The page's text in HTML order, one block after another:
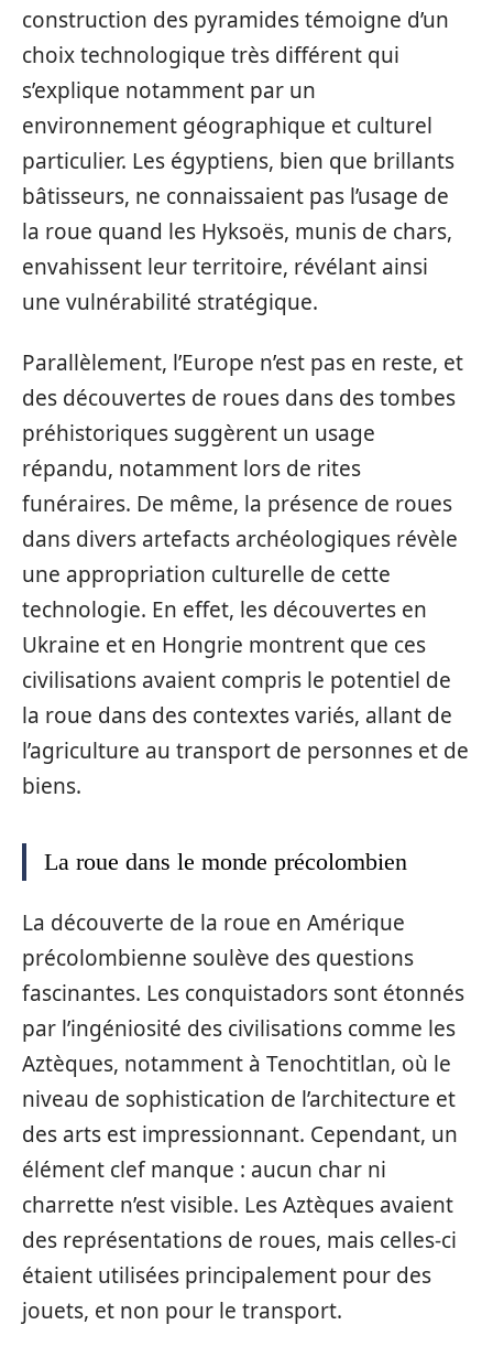
construction des pyramides témoigne d’un
choix technologique très différent qui
s’explique notamment par un
environnement géographique et culturel
particulier. Les égyptiens, bien que brillants
bâtisseurs, ne connaissaient pas l’usage de
la roue quand les Hyksoës, munis de chars,
envahissent leur territoire, révélant ainsi
une vulnérabilité stratégique.
Parallèlement, l’Europe n’est pas en reste, et
des découvertes de roues dans des tombes
préhistoriques suggèrent un usage
répandu, notamment lors de rites
funéraires. De même, la présence de roues
dans divers artefacts archéologiques révèle
une appropriation culturelle de cette
technologie. En effet, les découvertes en
Ukraine et en Hongrie montrent que ces
civilisations avaient compris le potentiel de
la roue dans des contextes variés, allant de
l’agriculture au transport de personnes et de
biens.
La roue dans le monde précolombien
La découverte de la roue en Amérique
précolombienne soulève des questions
fascinantes. Les conquistadors sont étonnés
par l’ingéniosité des civilisations comme les
Aztèques, notamment à Tenochtitlan, où le
niveau de sophistication de l’architecture et
des arts est impressionnant. Cependant, un
élément clef manque : aucun char ni
charrette n’est visible. Les Aztèques avaient
des représentations de roues, mais celles-ci
étaient utilisées principalement pour des
jouets, et non pour le transport.